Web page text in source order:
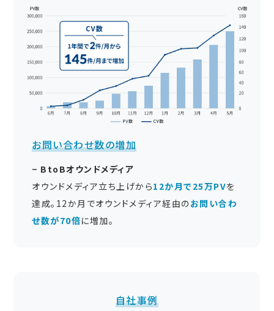
お問い合わせ数の増加
− BtoBオウンドメディア
オウンドメディア立ち上げから12か月で25万PVを
達成。12か月でオウンドメディア経由のお問い合わ
せ数が70倍に増加。
自社事例